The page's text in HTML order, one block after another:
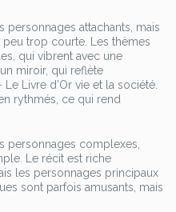
personnages attachants, mais
peu trop courte. Les thèmes
qui vibrent avec une
miroir, qui reflète
Le Livre d’Or vie et la société.
rythmés, ce qui rend
personnages complexes,
Le récit est riche
les personnages principaux
sont parfois amusants, mais